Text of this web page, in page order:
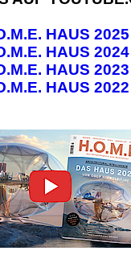
HAUS
HAUS
HAUS
HAUS